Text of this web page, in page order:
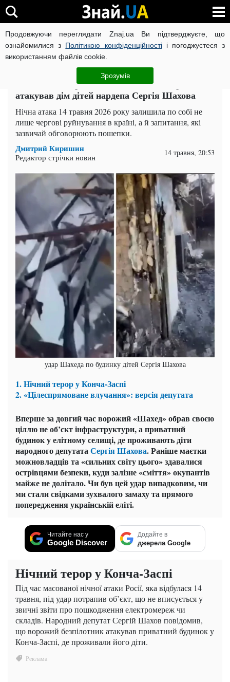
Продовжуючи переглядати Znaj.ua Ви підтверджуєте, що
ознайомилися з Політикою конфіденційностіі погоджуєтеся з
використанням файлів cookie.
Зрозумів
ВІЙНА РОСІЇ ПРОТИ УКРАЇНИ КОРОНАВІРУС В УКРАЇНІ
Політика ЧИТАТЬ НА РУССКОМ
Замах чи попередження? Російський дрон
атакував дім дітей нардепа Сергія Шахова
Нічна атака 14 травня 2026 року залишила по собі не
лише чергові руйнування в країні, а й запитання, які
зазвичай обговорюють пошепки.
Дмитрий Киришин
Редактор стрічки новин 14 травня, 20:53
удар Шахеда по будинку дітей Сергія Шахова
1. Нічний терор у Конча-Заспі
2. «Цілеспрямоване влучання»: версія депутата
Вперше за довгий час ворожий «Шахед» обрав своєю
ціллю не об’єкт інфраструктури, а приватний
будинок у елітному селищі, де проживають діти
народного депутатаСергія Шахова. Раніше маєтки
можновладців та «сильних світу цього» здавалися
острівцями безпеки, куди залізне «сміття» окупантів
майже не долітало. Чи був цей удар випадковим, чи
ми стали свідками зухвалого замаху та прямого
попередження українській еліті.
Читайте нас у
Google Discover
Додайте в
джерела Google
Нічний терор у Конча-Заспі
Під час масованої нічної атаки Росії, яка відбулася 14
травня, під удар потрапив об’єкт, що не вписується у
звичні звіти про пошкодження електромереж чи
складів. Народний депутат Сергій Шахов повідомив,
що ворожий безпілотник атакував приватний будинок у
Конча-Заспі, де проживали його діти.